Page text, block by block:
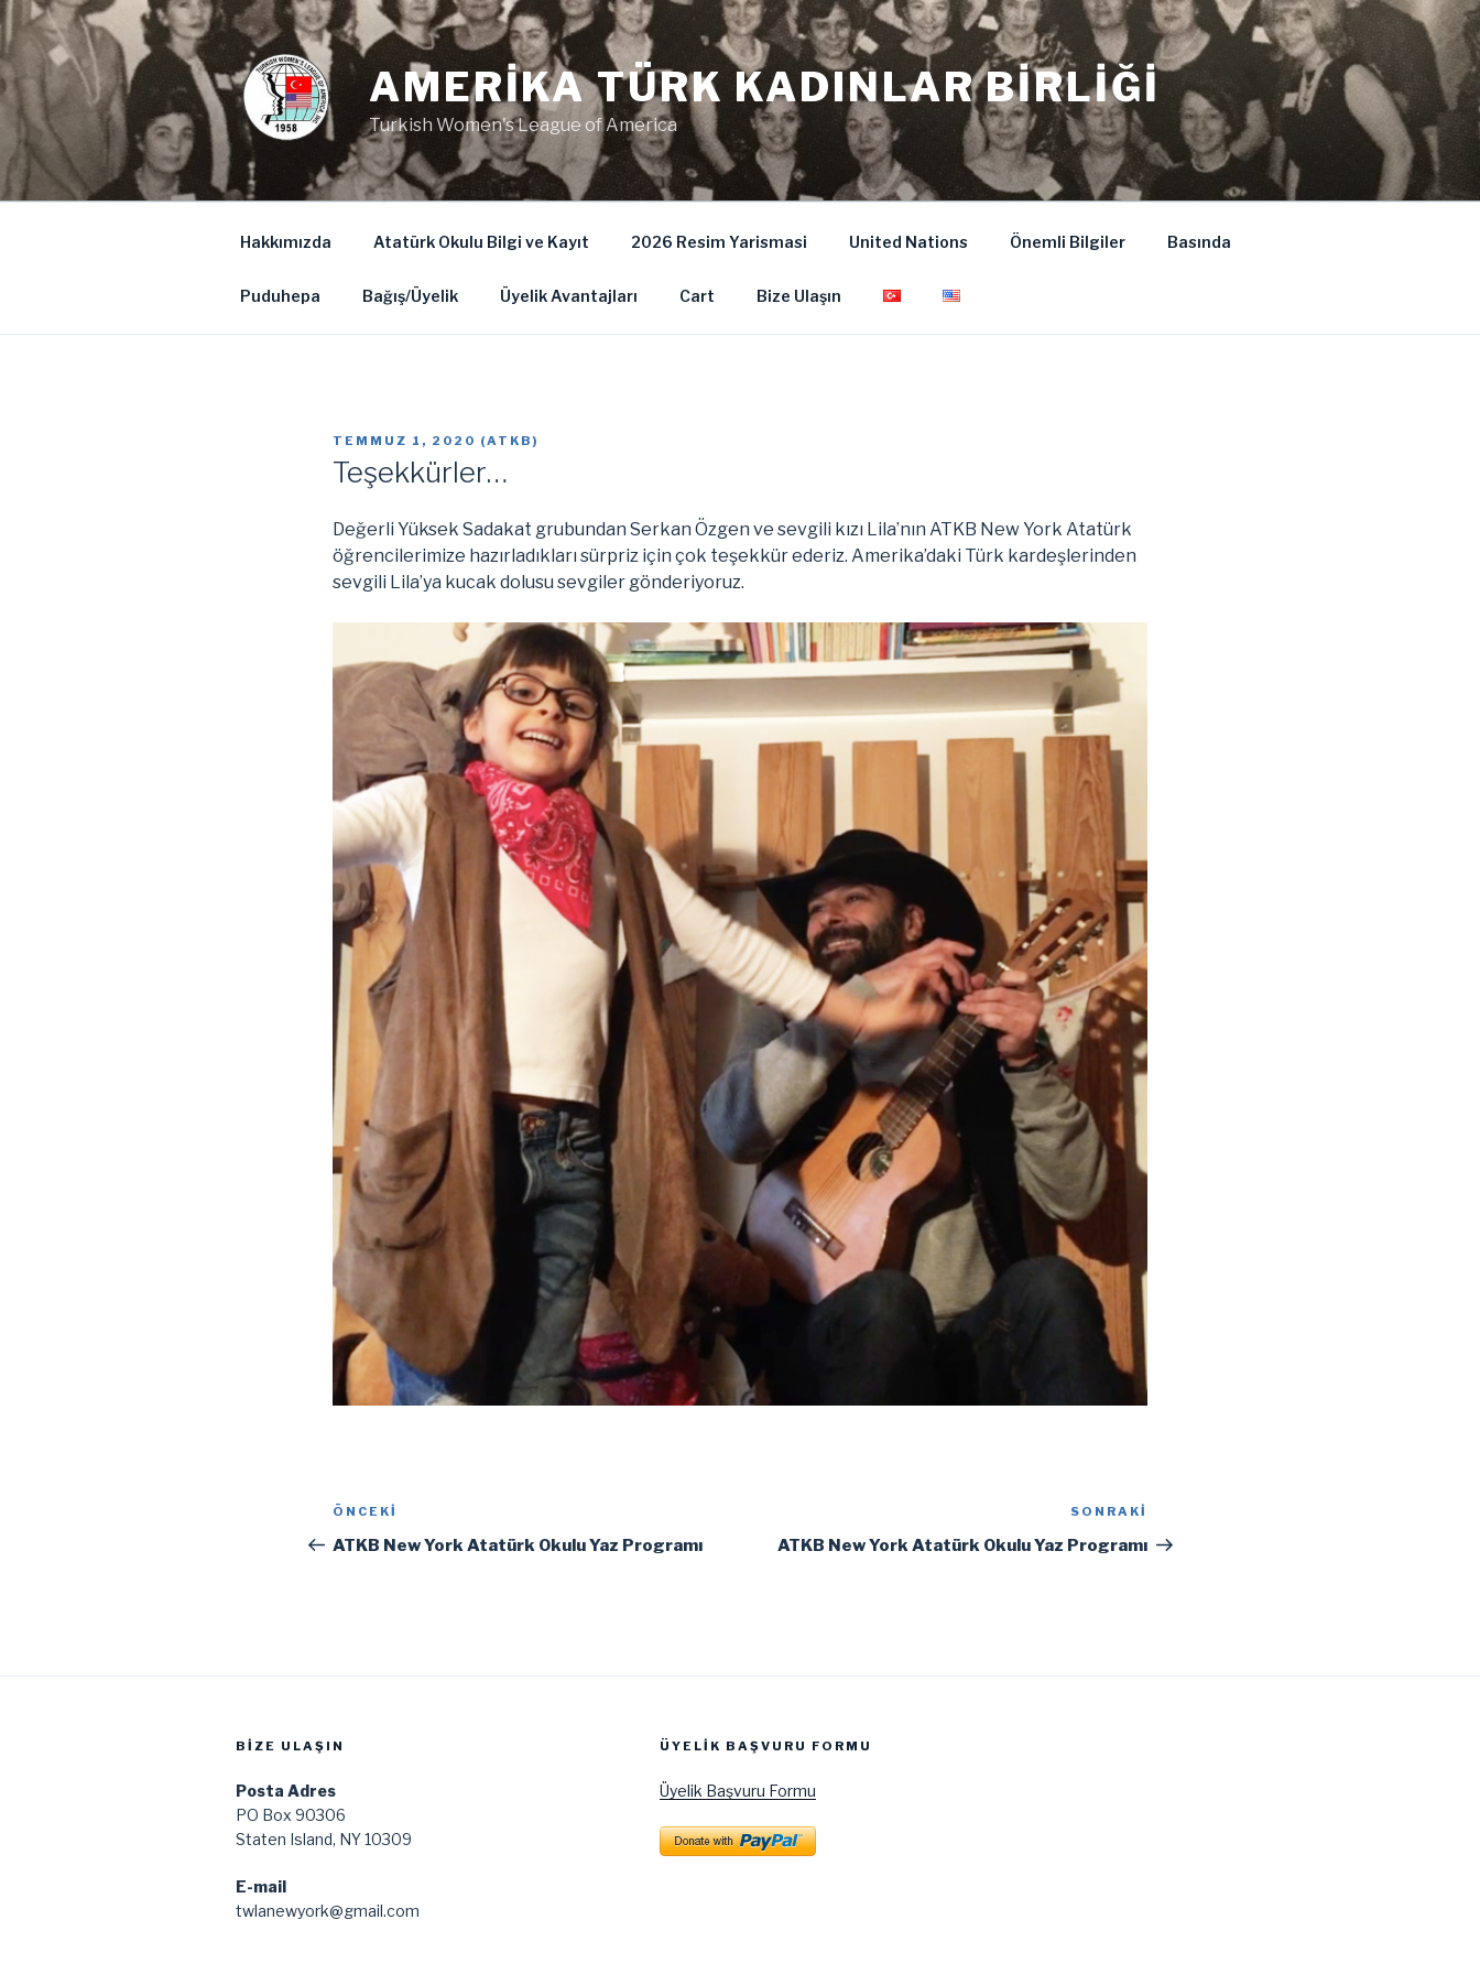
İçeriğe
geç
AMERIKA TÜRK KADINLAR BIRLIĞI
Turkish Women's League of America
Hakkımızda Atatürk Okulu Bilgi ve Kayıt 2026 Resim Yarismasi United Nations Önemli Bilgiler Basında
Puduhepa Bağış/Üyelik Üyelik Avantajları Cart Bize Ulaşın
YAYIM
TEMMUZ 1, 2020 (ATKB )
Teşekkürler…
Değerli Yüksek Sadakat grubundan Serkan Özgen ve sevgili kızı Lila’nın ATKB New York Atatürk
öğrencilerimize hazırladıkları sürpriz için çok teşekkür ederiz. Amerika’daki Türk kardeşlerinden
sevgili Lila’ya kucak dolusu sevgiler gönderiyoruz.
Yazı
gezinmesi
Önceki
Yazı
ÖNCEKI
ATKB New York Atatürk Okulu Yaz Programı
Yazı
SONRAKI
ATKB New York Atatürk Okulu Yaz Programı
BIZE ULAŞIN
Posta Adres
PO Box 90306
Staten Island, NY 10309
E-mail
twlanewyork@gmail.com
ÜYELIK BAŞVURU FORMU
Üyelik Başvuru Formu